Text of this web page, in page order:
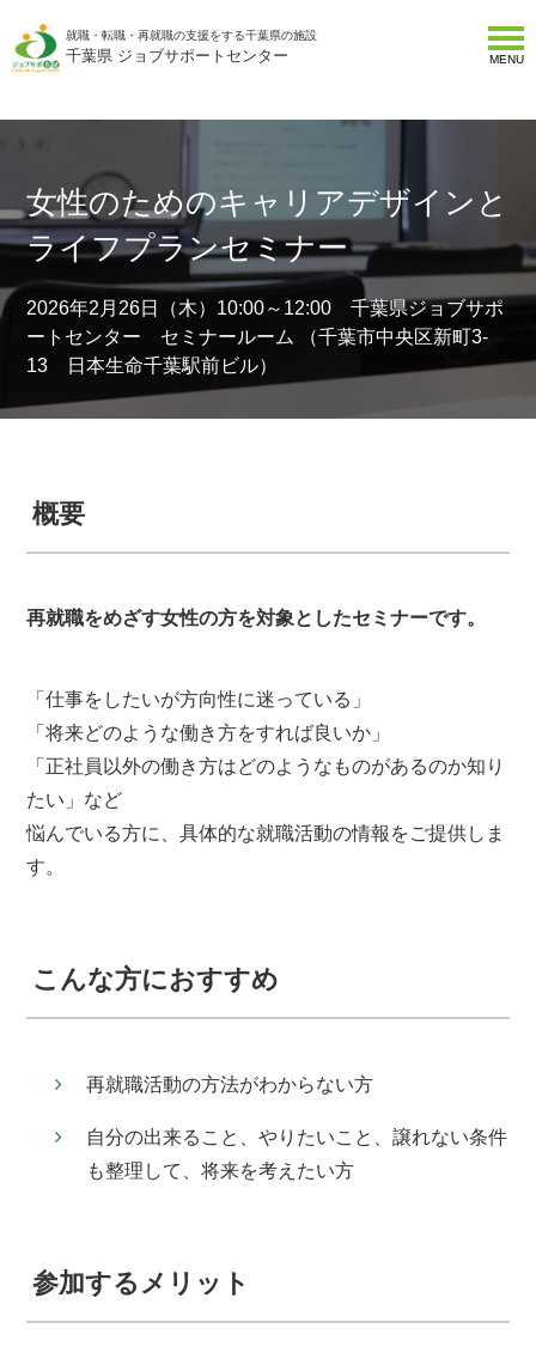
就職・転職・再就職の支援をする千葉県の施設
千葉県 ジョブサポートセンター MENU
女性のためのキャリアデザインと
ライフプランセミナー
2026年2月26日（木）10:00～12:00 千葉県ジョブサポ
ートセンター セミナールーム （千葉市中央区新町3-
13 日本生命千葉駅前ビル）
概要
再就職をめざす女性の方を対象としたセミナーです。
「仕事をしたいが方向性に迷っている」
「将来どのような働き方をすれば良いか」
「正社員以外の働き方はどのようなものがあるのか知り
たい」など
悩んでいる方に、具体的な就職活動の情報をご提供しま
す。
こんな方におすすめ
再就職活動の方法がわからない方
自分の出来ること、やりたいこと、譲れない条件
も整理して、将来を考えたい方
参加するメリット